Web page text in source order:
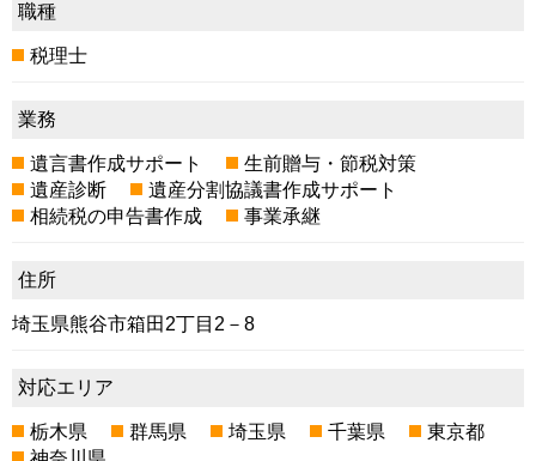
職種
税理士
業務
遺言書作成サポート
生前贈与・節税対策
遺産診断
遺産分割協議書作成サポート
相続税の申告書作成
事業承継
住所
埼玉県熊谷市箱田2丁目2－8
対応エリア
栃木県 群馬県 埼玉県 千葉県
東京都